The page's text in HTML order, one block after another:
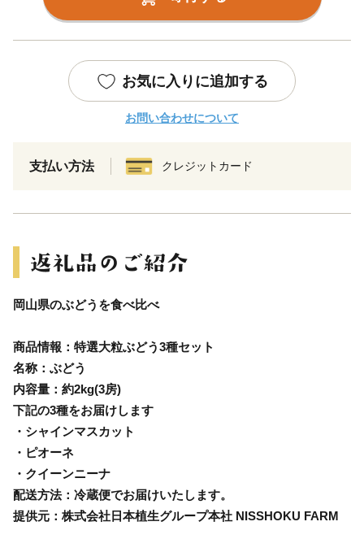
お気に入りに追加する
お問い合わせについて
支払い方法 クレジットカード
岡山県のぶどうを食べ比べ
商品情報：特選大粒ぶどう3種セット
名称：ぶどう
内容量：約2kg(3房)
下記の3種をお届けします
・シャインマスカット
・ピオーネ
・クイーンニーナ
配送方法：冷蔵便でお届けいたします。
提供元：株式会社日本植生グループ本社 NISSHOKU FARM